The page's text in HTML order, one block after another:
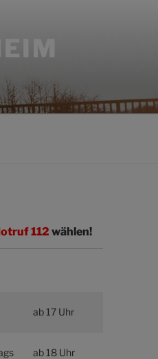
112 wählen!
ab 17 Uhr
ab 18 Uhr